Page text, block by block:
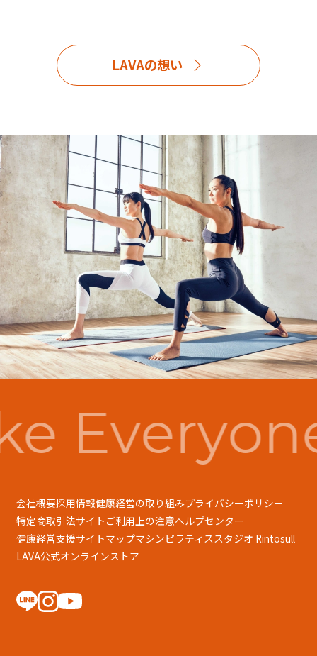
LAVAの想い
会社概要採用情報健康経営の取り組みプライバシーポリシー
特定商取引法サイトご利用上の注意ヘルプセンター
健康経営支援サイトマップマシンピラティススタジオ Rintosull
LAVA公式オンラインストア